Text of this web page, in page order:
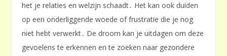
het je relaties en welzijn schaadt․ Het kan ook duiden
op een onderliggende woede of frustratie die je nog
niet hebt verwerkt․ De droom kan je uitdagen om deze
gevoelens te erkennen en te zoeken naar gezondere